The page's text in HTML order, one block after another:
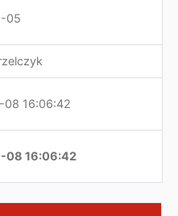
05
16:06:42
08 16:06:42